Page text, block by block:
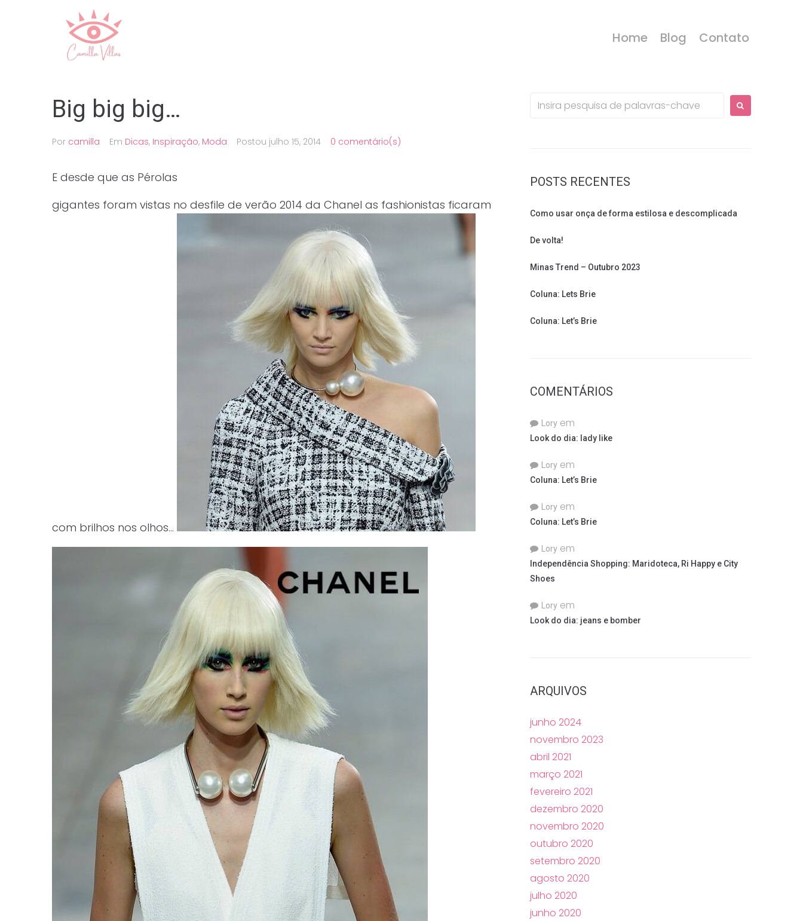
Home Blog Contato
Big big big…
Por camilla Em Dicas, Inspiração, Moda Postou julho 15, 2014 0 comentário(s)
E desde que as Pérolas
gigantes foram vistas no desfile de verão 2014 da Chanel as fashionistas ficaram
com brilhos nos olhos…
Procurar:
POSTS RECENTES
Como usar onça de forma estilosa e descomplicada
De volta!
Minas Trend – Outubro 2023
Coluna: Lets Brie
Coluna: Let’s Brie
COMENTÁRIOS
Lory em
Look do dia: lady like
Lory em
Coluna: Let’s Brie
Lory em
Coluna: Let’s Brie
Lory em
Independência Shopping: Maridoteca, Ri Happy e City
Shoes
Lory em
Look do dia: jeans e bomber
ARQUIVOS
junho 2024
novembro 2023
abril 2021
março 2021
fevereiro 2021
dezembro 2020
novembro 2020
outubro 2020
setembro 2020
agosto 2020
julho 2020
junho 2020